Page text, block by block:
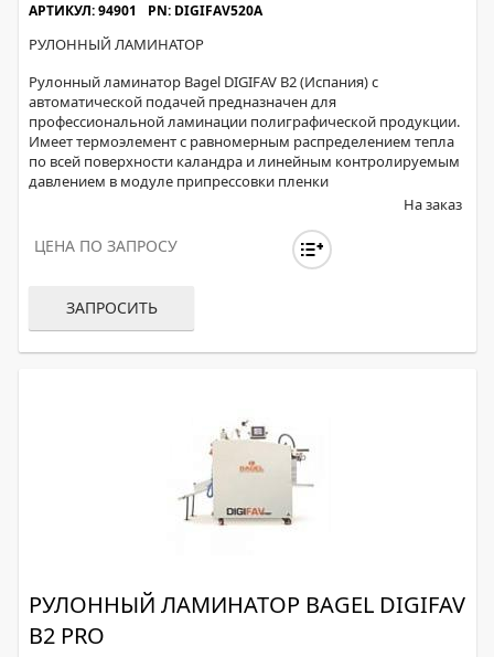
АРТИКУЛ: 94901 PN: DIGIFAV520A
РУЛОННЫЙ ЛАМИНАТОР
Рулонный ламинатор Bagel DIGIFAV B2 (Испания) с
автоматической подачей предназначен для
профессиональной ламинации полиграфической продукции.
Имеет термоэлемент c равномерным распределением тепла
по всей поверхности каландра и линейным контролируемым
давлением в модуле припрессовки пленки
На заказ
ЦЕНА ПО ЗАПРОСУ
ЗАПРОСИТЬ
РУЛОННЫЙ ЛАМИНАТОР BAGEL DIGIFAV
B2 PRO